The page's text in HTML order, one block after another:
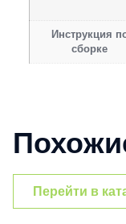
Инструкция
сборке
Перейти в